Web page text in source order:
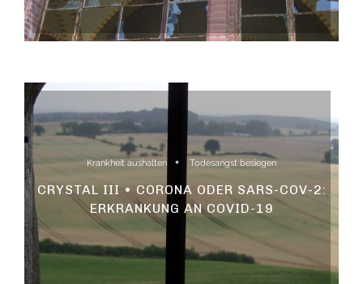
Krankheit aushalten Todesangst besiegen
CRYSTAL III • CORONA ODER SARS-COV-2:
ERKRANKUNG AN COVID-19